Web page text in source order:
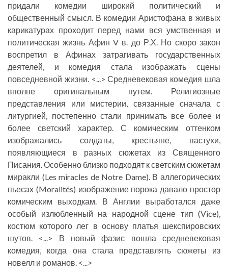
придали комедии широкий политический и
общественный смысл. В комедии Аристофана в живых
карикатурах проходит перед нами вся умственная и
политическая жизнь Афин V в. до Р.Х. Но скоро закон
воспретил в Афинах затрагивать государственных
деятелей, и комедия стала изображать сцены
повседневной жизни. <...> Средневековая комедия шла
вполне оригинальным путем. Религиозные
представления или мистерии, связанные сначала с
литургией, постепенно стали принимать все более и
более светский характер. С комическим оттенком
изображались солдаты, крестьяне, пастухи,
появляющиеся в разных сюжетах из Священного
Писания. Особенно близко подходят к светским сюжетам
миракли (Les miracles de Notre Dame). В аллегорических
пьесах (Moralités) изображение порока давало простор
комическим выходкам. В Англии выработался даже
особый излюбленный на народной сцене тип (Vice),
костюм которого лег в основу платья шекспировских
шутов. <...> В новый фазис вошла средневековая
комедия, когда она стала представлять сюжеты из
новелл и романов. <...>